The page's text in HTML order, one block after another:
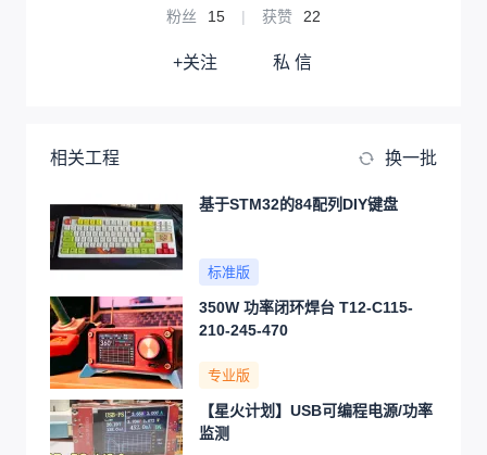
粉丝 15 | 获赞 22
+关注 私 信
相关工程 换一批
基于STM32的84配列DIY键盘
标准版
350W 功率闭环焊台 T12-C115-
210-245-470
专业版
【星火计划】USB可编程电源/功率
监测